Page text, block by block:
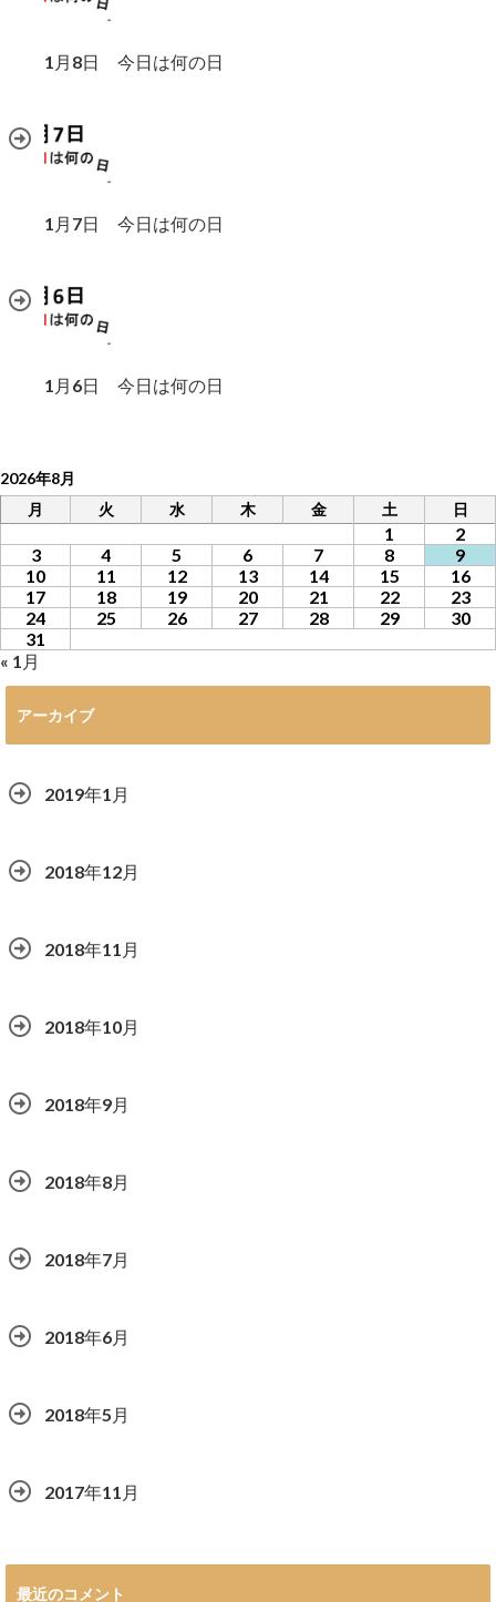
1月8日 今日は何の日
1月7日 今日は何の日
1月6日 今日は何の日
2026年8月
月
火 水 木 金 土 日
1
2
3
4 5 6 7 8
9
10
11 12 13 14 15
16
17
18 19 20 21 22
23
24
25 26 27 28 29
30
31
« 1月
アーカイブ
2019年1月
2018年12月
2018年11月
2018年10月
2018年9月
2018年8月
2018年7月
2018年6月
2018年5月
2017年11月
最近のコメント